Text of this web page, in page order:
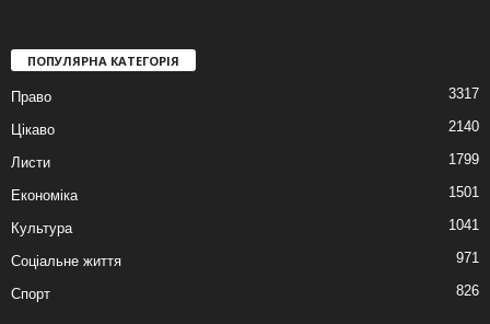
ПОПУЛЯРНА КАТЕГОРІЯ
Право 3317
Цікаво 2140
Листи 1799
Економіка 1501
Культура 1041
Соціальне життя 971
Спорт 826